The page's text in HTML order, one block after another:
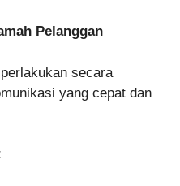
Pelanggan
secara
yang cepat dan